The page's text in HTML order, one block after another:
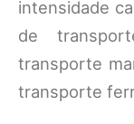
intensidade
de
transporte
transporte